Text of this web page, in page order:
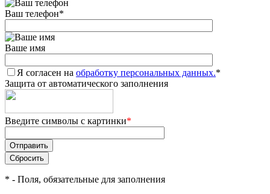
Ваш телефон*
Ваше имя
Я согласен на обработку персональных данных.*
Защита от автоматического заполнения
Введите символы с картинки*
* - Поля, обязательные для заполнения